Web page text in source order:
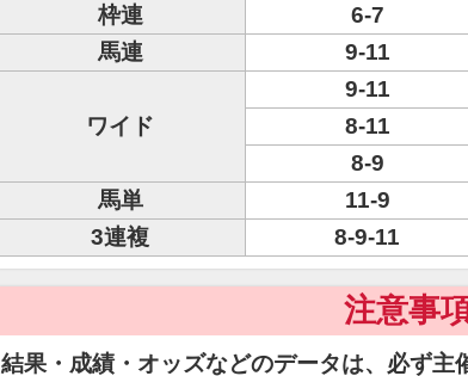
枠連
6-7
馬連
9-11
ワイド
9-11
8-11
8-9
馬単
11-9
3連複
8-9-11
注意事
結果・成績・オッズなどのデータは、必ず主